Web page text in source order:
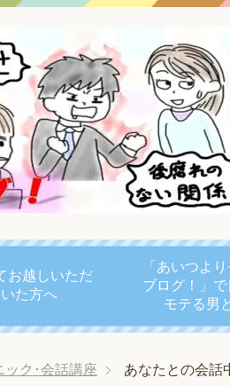
お越しいただ
いた方へ
「あいつよ
ブログ！」
モテる男
ック･会話講座 あなたとの会話